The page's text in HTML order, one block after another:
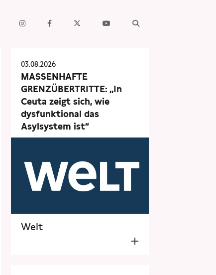
03.08.2026
MASSENHAFTE
GRENZÜBERTRITTE: „In
Ceuta zeigt sich, wie
dysfunktional das
Asylsystem ist“
Welt